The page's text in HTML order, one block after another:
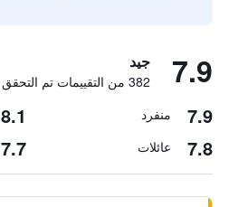
7.9 جيد
382 من التقييمات تم التحقق منها
7.9 منفرد 8.1
7.8 عائلات 7.7